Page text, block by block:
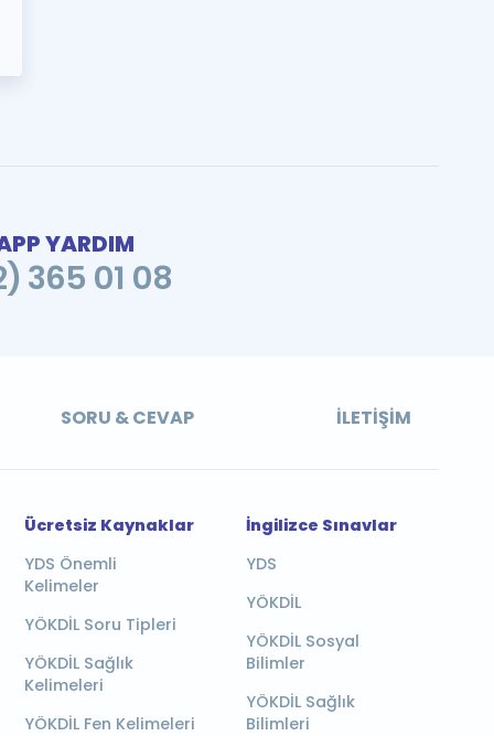
YARDIM
365 01 08
SORU & CEVAP İLETIŞIM
Ücretsiz Kaynaklar
YDS Önemli
Kelimeler
YÖKDİL Soru Tipleri
YÖKDİL Sağlık
Kelimeleri
YÖKDİL Fen Kelimeleri
İngilizce Sınavlar
YDS
YÖKDİL
YÖKDİL Sosyal
Bilimler
YÖKDİL Sağlık
Bilimleri